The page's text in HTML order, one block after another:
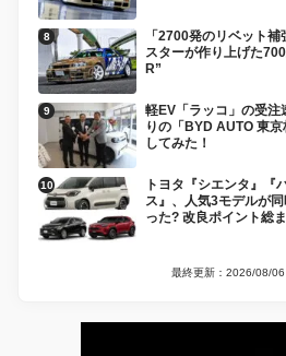
「2700発のリベット
スターが作り上げた
R”
軽EV「ラッコ」の受注
りの「BYD AUTO 東
してみた！
トヨタ『シエンタ』『
ス』、人気3モデルが
った? 改良ポイント総
最終更新：2026/08/